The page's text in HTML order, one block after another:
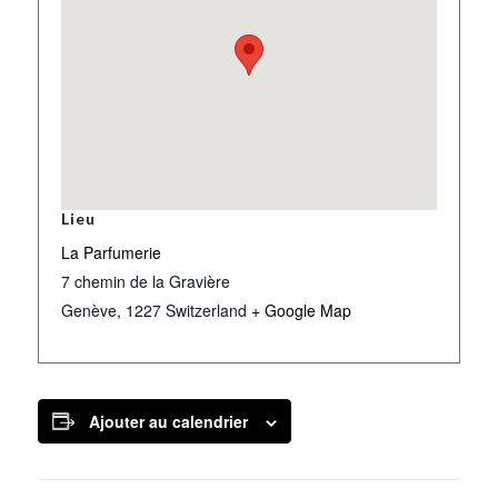
Lieu
La Parfumerie
7 chemin de la Gravière
Genève, 1227 Switzerland + Google Map
Ajouter au calendrier